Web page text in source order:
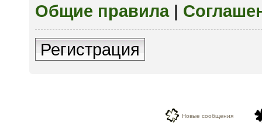
Общие правила|
Регистрация
Новые сообщения